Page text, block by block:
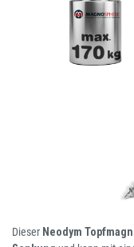
Dieser Neodym